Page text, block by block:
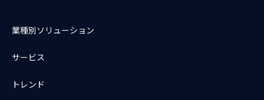
業種別ソリューション
サービス
トレンド